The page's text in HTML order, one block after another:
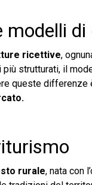
di
ricettive,
strutturati, il
queste differenze
rurale, nata con